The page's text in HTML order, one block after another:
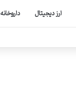
ارز دیجیتال داروخانه